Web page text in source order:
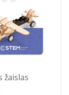
žaislas